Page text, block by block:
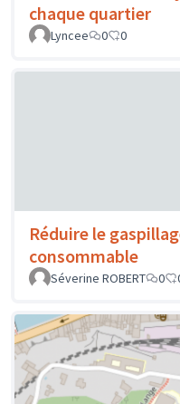
chaque quartier
Lyncee
0 0
Réduire le
consommable
Séverine ROBERT
0